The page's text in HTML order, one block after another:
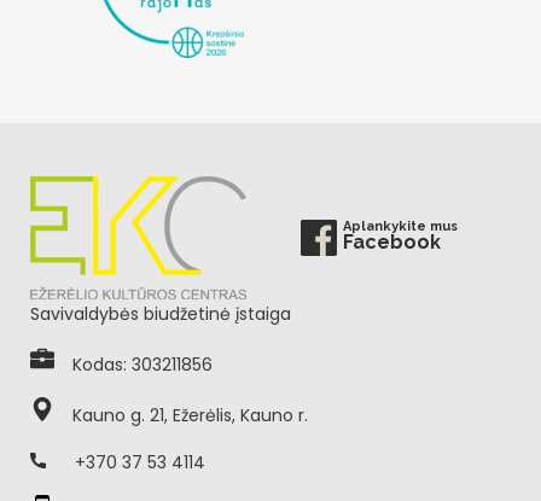
Aplankykite mus
Facebook
Savivaldybės biudžetinė įstaiga
Kodas: 303211856
Kauno g. 21, Ežerėlis, Kauno r.
+370 37 53 4114